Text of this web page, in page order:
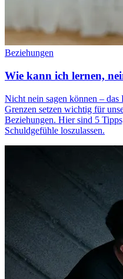
Beziehungen
Wie kann ich lernen,
Nicht nein sagen können –
Grenzen setzen wichtig für
Beziehungen. Hier sind 5
Schuldgefühle loszulassen.